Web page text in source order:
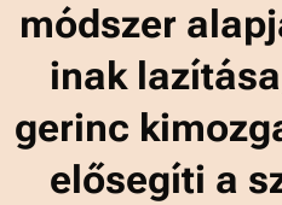
módszer
inak
gerinc
elősegíti a